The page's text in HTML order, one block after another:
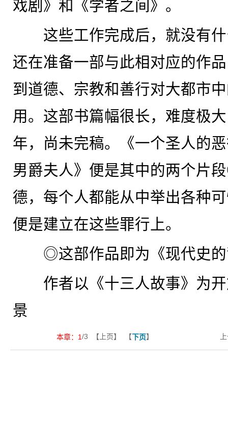
戏剧》和《学者之间》。
这些工作完成后，就没有什
还在准备一部与此相对应的作
到道德、宗教和善行对大都市
用。这部书篇幅很长，难度极
年，尚未完稿。《一个圣人的
男爵夫人》便是其中的两个片
德，每个人都能从中举出各种
便是建立在这些罪行上。
◎这部作品即为《现代史的
作者以《十三人故事》为开
景
本章： 1/3 【上页】 【下页】